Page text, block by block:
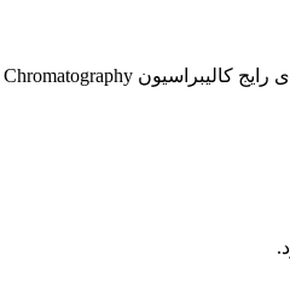
کالیبراسیون کروماتوگرافی در طیف وسیعی از کاربردها استفاده می شود. برخی از کاربردهای رایج کالیبراسیون Chromatography